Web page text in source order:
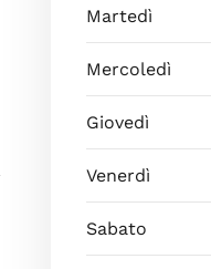
Martedì
Mercoledì
Giovedì
Venerdì
Sabato